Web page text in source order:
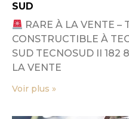
SUD
RARE À LA VENTE –
CONSTRUCTIBLE À
SUD TECNOSUD II 182
LA VENTE
Voir plus »